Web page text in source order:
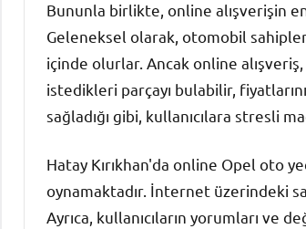
Bununla birlikte, online alışverişin
Geleneksel olarak, otomobil
içinde olurlar. Ancak online
istedikleri parçayı bulabilir,
sağladığı gibi, kullanıcılara stresli
Hatay Kırıkhan'da online Opel oto
oynamaktadır. İnternet üzerindeki
Ayrıca, kullanıcıların yorumları